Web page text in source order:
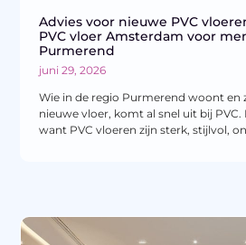
Advies voor nieuwe PVC
PVC vloer Amsterdam voor
Purmerend
juni 29, 2026
Wie in de regio Purmerend woont en
nieuwe vloer, komt al snel uit bij PVC.
want PVC vloeren zijn sterk, stijlvol,